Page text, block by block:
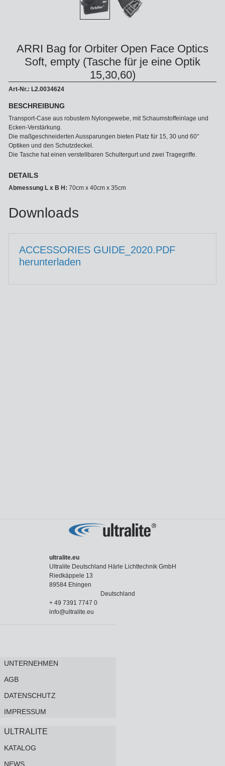
ARRI Bag for Orbiter Open Face Optics
Soft, empty (Tasche für je eine Optik
15,30,60)
Art-Nr.: L2.0034624
BESCHREIBUNG
Transport-Case aus robustem Nylongewebe, mit Schaumstoffeinlage und
Ecken-Verstärkung.
Die maßgeschneiderten Aussparungen bieten Platz für 15, 30 und 60°
Optiken und den Schutzdeckel.
Die Tasche hat einen verstellbaren Schultergurt und zwei Tragegriffe.
DETAILS
Abmessung L x B H: 70cm x 40cm x 35cm
Downloads
ACCESSORIES GUIDE_2020.PDF
herunterladen
ultralite.eu
Ultralite Deutschland Härle Lichttechnik GmbH
Riedkäppele 13
89584 Ehingen
Deutschland
+ 49 7391 7747 0
info@ultralite.eu
UNTERNEHMEN
AGB
DATENSCHUTZ
IMPRESSUM
ULTRALITE
KATALOG
NEWS